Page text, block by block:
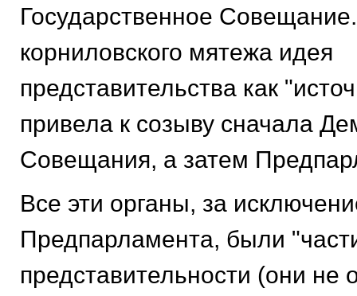
Государственное
корниловского мятежа идея
представительства как
привела к созыву сначала
Совещания, а затем
Все эти органы, за
Предпарламента, были
представительности (они не